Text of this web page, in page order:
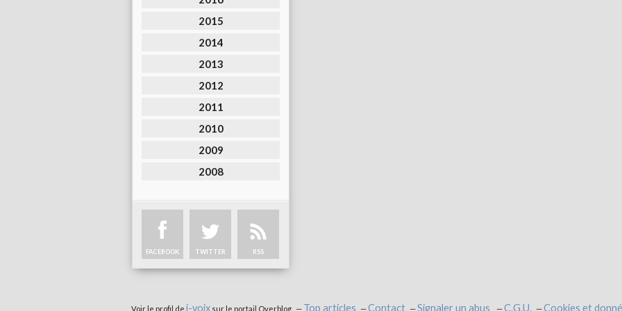
2015
2014
2013
2012
2011
2010
2009
2008
FACEBOOK TWITTER RSS
Voir le profil de i-voixsur le portail Overblog Top articles Contact Signaler un abus C.G.U. Cookies et